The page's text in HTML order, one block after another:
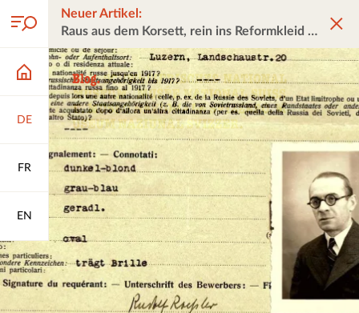
DE
FR
EN
Neuer Artikel:
Raus aus dem Korsett, rein ins Reformkleid